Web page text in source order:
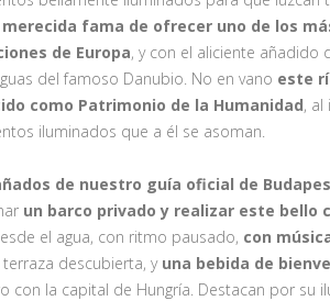
fama de ofrecer uno de los
de Europa, y con el aliciente añadido
del famoso Danubio. No en vano este
como Patrimonio de la Humanidad, al
iluminados que a él se asoman.
de nuestro guía oficial de
un barco privado y realizar este bello
el agua, con ritmo pausado, con
descubierta, y una bebida de
con la capital de Hungría. Destacan por su